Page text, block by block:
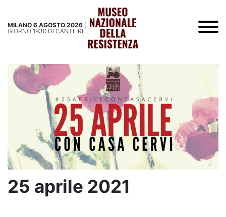
MILANO 6 AGOSTO 2026
GIORNO 1930 DI CANTIERE
25 aprile 2021